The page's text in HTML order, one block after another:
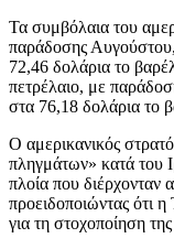
Τα συμβόλαια του
παράδοσης
72,46 δολάρια το
πετρέλαιο, με
στα 76,18 δολάρια το
Ο αμερικανικός
πληγμάτων» κατά του
πλοία που διέρχονταν
προειδοποιώντας ότι
για τη στοχοποίηση